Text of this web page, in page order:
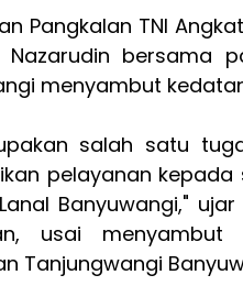
Pangkalan TNI
Nazarudin bersama
menyambut
salah satu
pelayanan
Banyuwangi,"
usai menyambut
Tanjungwangi